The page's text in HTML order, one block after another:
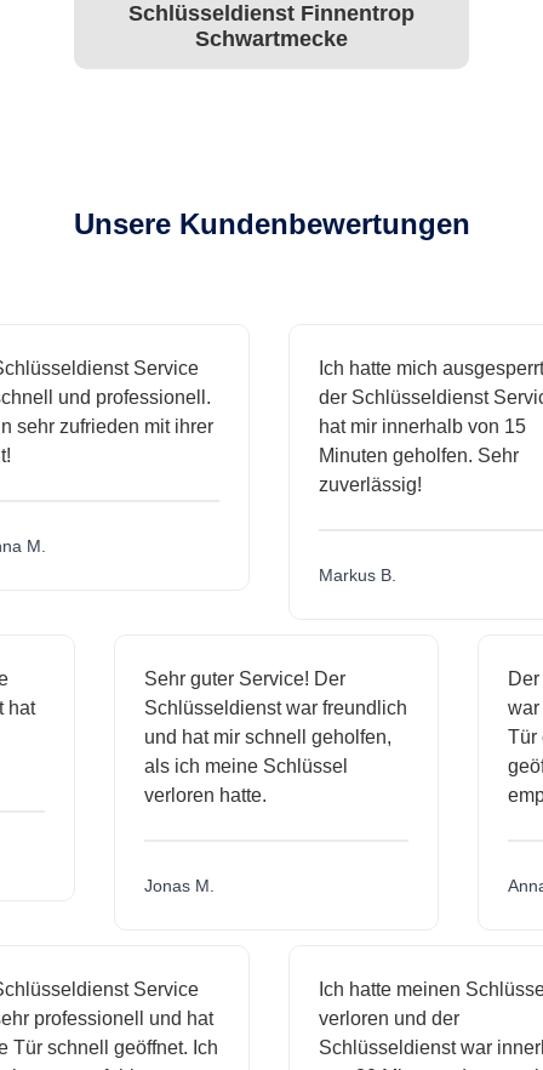
Schlüsseldienst Finnentrop
Schwartmecke
Unsere Kundenbewertungen
Service
und professionell.
zufrieden mit ihrer
M.
Ich hatte mich ausgesperrt
der Schlüsseldienst
hat mir innerhalb von 15
Minuten geholfen. Sehr
zuverlässig!
Markus B.
hat
Sehr guter Service! Der
Schlüsseldienst war freundlich
und hat mir schnell geholfen,
als ich meine Schlüssel
verloren hatte.
Jonas M.
Service
professionell und hat
schnell geöffnet. Ich
Ich hatte meinen Schlüssel
verloren und der
Schlüsseldienst war